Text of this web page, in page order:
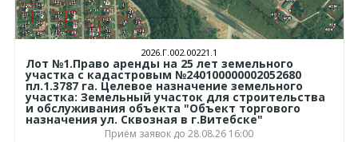
2026.Г.002.00221.1
Лот №1.Право аренды на 25 лет земельного
участка с кадастровым №240100000002052680
пл.1.3787 га. Целевое назначение земельного
участка: Земельный участок для строительства
и обслуживания объекта "Объект торгового
назначения ул. Сквозная в г.Витебске"
Приём заявок до 28.08.26 16:00